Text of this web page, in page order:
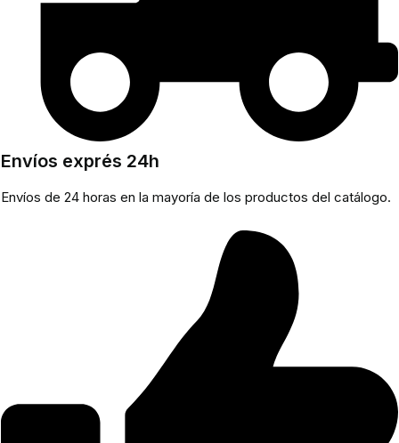
Envíos exprés 24h
Envíos de 24 horas en la mayoría de los productos del catálogo.